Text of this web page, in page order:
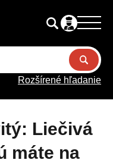
Rozšírené hľadanie
máte na